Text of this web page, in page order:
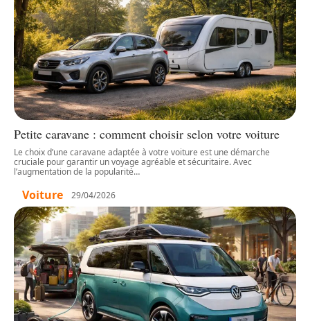
Petite caravane : comment choisir selon votre voiture
Le choix d’une caravane adaptée à votre voiture est une démarche
cruciale pour garantir un voyage agréable et sécuritaire. Avec
l’augmentation de la popularité…
Voiture 29/04/2026